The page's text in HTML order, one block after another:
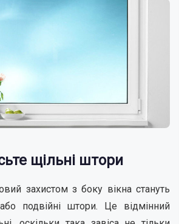
щільні штори
захистом з боку вікна стануть
подвійні штори. Це відмінний